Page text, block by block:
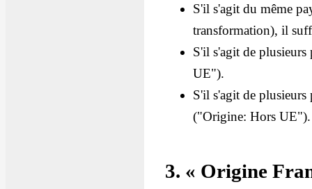
S'il s'agit du même
transformation), il
S'il s'agit de
UE").
S'il s'agit de
("Origine: Hors UE").
3. « Origine